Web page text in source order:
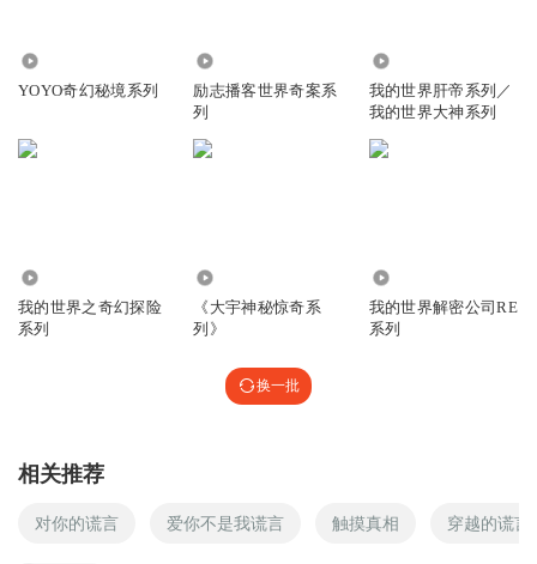
YOYO奇幻秘境系列
励志播客世界奇案系
列
我的世界肝帝系列／
我的世界大神系列
我的世界之奇幻探险
系列
《大宇神秘惊奇系
列》
我的世界解密公司RE
系列
换一批
相关推荐
对你的谎言 爱你不是我谎言 触摸真相 穿越的谎言